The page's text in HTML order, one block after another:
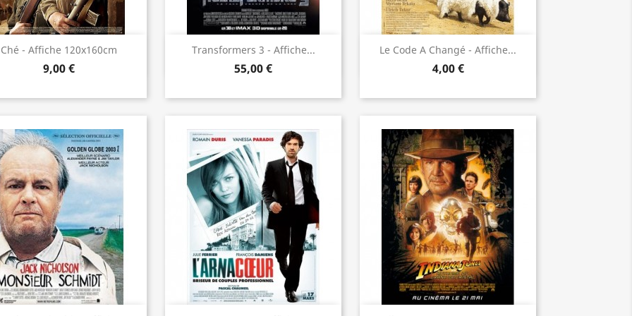
Ché - Affiche 120x160cm
9,00 €
 Aperçu rapide Transformers 3 - Affiche...
55,00 €
Aperçu rapide Le Code A Changé - Affiche...
4,00 €
Aperçu rapide